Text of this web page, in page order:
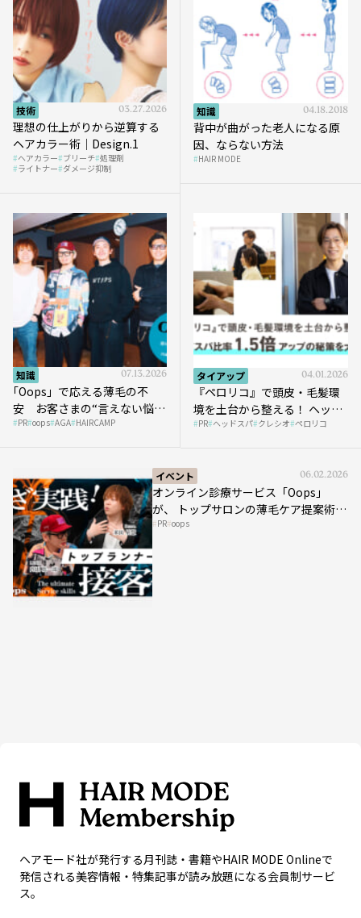
技術 03.27.2026
理想の仕上がりから逆算する
ヘアカラー術｜Design.1
ヘアカラー ブリーチ 処理剤
ライトナー ダメージ抑制
知識 04.18.2018
背中が曲がった老人になる原
因、ならない方法
HAIR MODE
知識 07.13.2026
｢Oops」で応える薄毛の不
安 お客さまの“言えない悩
み”にどう向き合う？ ＃01
PR oops AGA HAIRCAMP
タイアップ 04.01.2026
『ペロリコ』で頭皮・毛髪環
境を土台から整える！ ヘッド
スパ比率1.5倍アップの秘策を
PR ヘッドスパ クレシオ ペロリコ
イベント 06.02.2026
オンライン診療サービス「Oops」
が、 トップサロンの薄毛ケア提案術を
HAIRCAMPで公開！
PR oops
ヘアモード社が発行する月刊誌・書籍やHAIR MODE Onlineで
発信される美容情報・特集記事が読み放題になる会員制サービ
ス。